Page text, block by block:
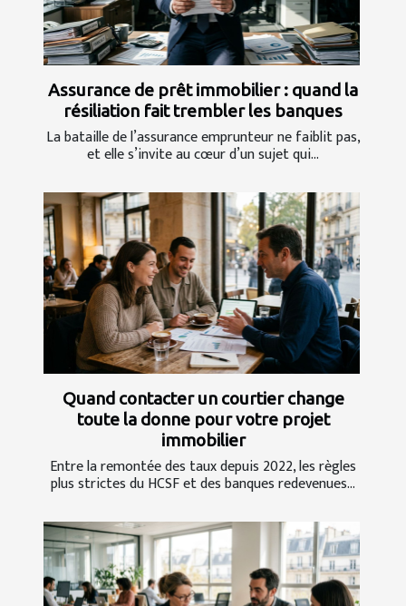
Assurance de prêt immobilier : quand la
résiliation fait trembler les banques
La bataille de l’assurance emprunteur ne faiblit pas,
et elle s’invite au cœur d’un sujet qui...
Quand contacter un courtier change
toute la donne pour votre projet
immobilier
Entre la remontée des taux depuis 2022, les règles
plus strictes du HCSF et des banques redevenues...